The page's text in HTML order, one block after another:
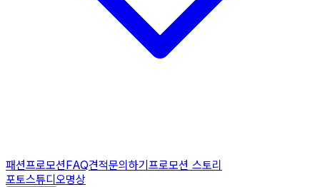
패션프로모션FAQ견적문의하기프로모션 스토리
포토스튜디오명상